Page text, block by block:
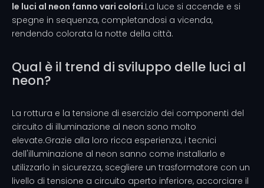
le luci al neon fanno vari colori.La luce si accende e si
spegne in sequenza, completandosi a vicenda,
rendendo colorata la notte della città.
Qual è il trend di sviluppo delle luci al
neon?
La rottura e la tensione di esercizio dei componenti del
circuito di illuminazione al neon sono molto
elevate.Grazie alla loro ricca esperienza, i tecnici
dell'illuminazione al neon sanno come installarlo e
utilizzarlo in sicurezza, scegliere un trasformatore con un
livello di tensione a circuito aperto inferiore, accorciare il